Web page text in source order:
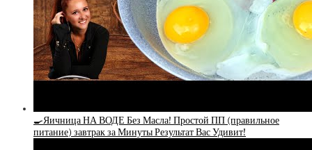
🍳Яичница НА ВОДЕ Без Масла! Простой ПП (правильное
питание) завтрак за Минуты Результат Вас Удивит!